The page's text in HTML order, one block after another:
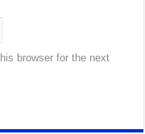
browser for the next